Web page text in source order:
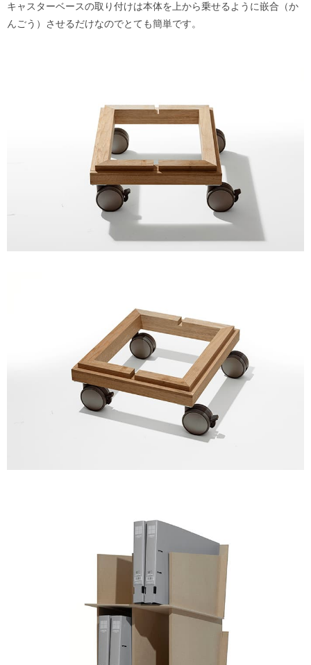
キャスターベースの取り付けは本体を上から乗せるように嵌合（か
んごう）させるだけなのでとても簡単です。